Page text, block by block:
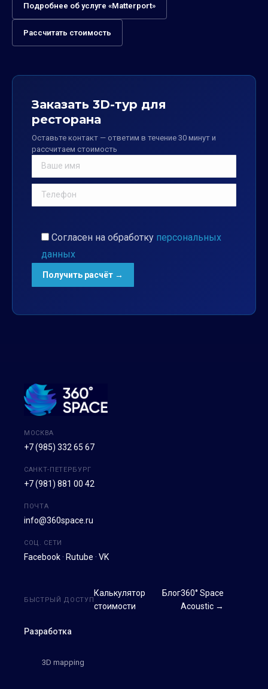
Подробнее об услуге «Matterport»
Рассчитать стоимость
Заказать 3D-тур для
ресторана
Оставьте контакт — ответим в течение 30 минут и
рассчитаем стоимость
Согласен на обработку персональных
данных
МОСКВА
+7 (985) 332 65 67
САНКТ-ПЕТЕРБУРГ
+7 (981) 881 00 42
ПОЧТА
info@360space.ru
СОЦ. СЕТИ
Facebook · Rutube · VK
Разработка
3D mapping
БЫСТРЫЙ ДОСТУП
Калькулятор
стоимости
Блог360° Space
Acoustic →